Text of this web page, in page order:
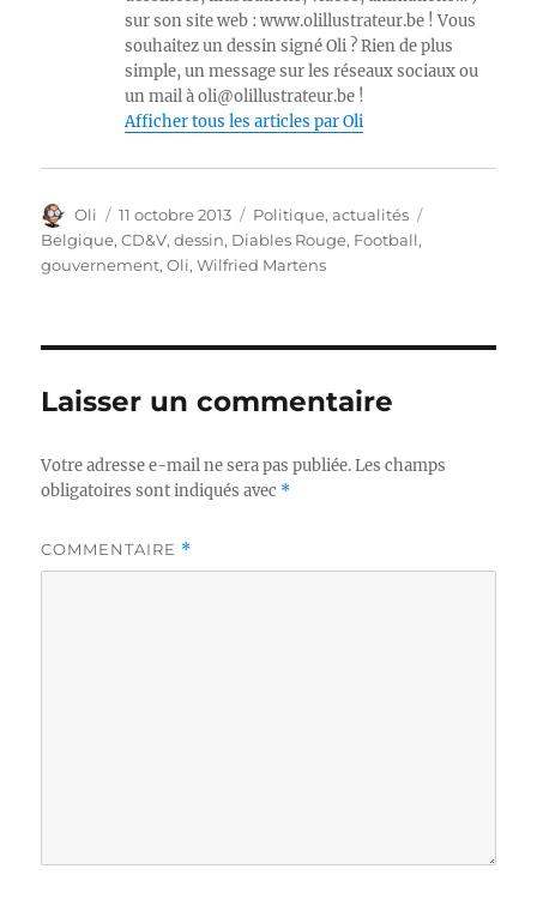
sur son site web : www.olillustrateur.be ! Vous
souhaitez un dessin signé Oli ? Rien de plus
simple, un message sur les réseaux sociaux ou
un mail à oli@olillustrateur.be !
Afficher tous les articles par Oli
Auteur
Oli
Publié
le
11 octobre 2013 Catégories
Politique, actualités
Belgique,CD&V,dessin, Diables Rouge, Football,
gouvernement,Oli,Wilfried Martens
Laisser un commentaire
Votre adresse e-mail ne sera pas publiée. Les champs
obligatoires sont indiqués avec *
COMMENTAIRE *